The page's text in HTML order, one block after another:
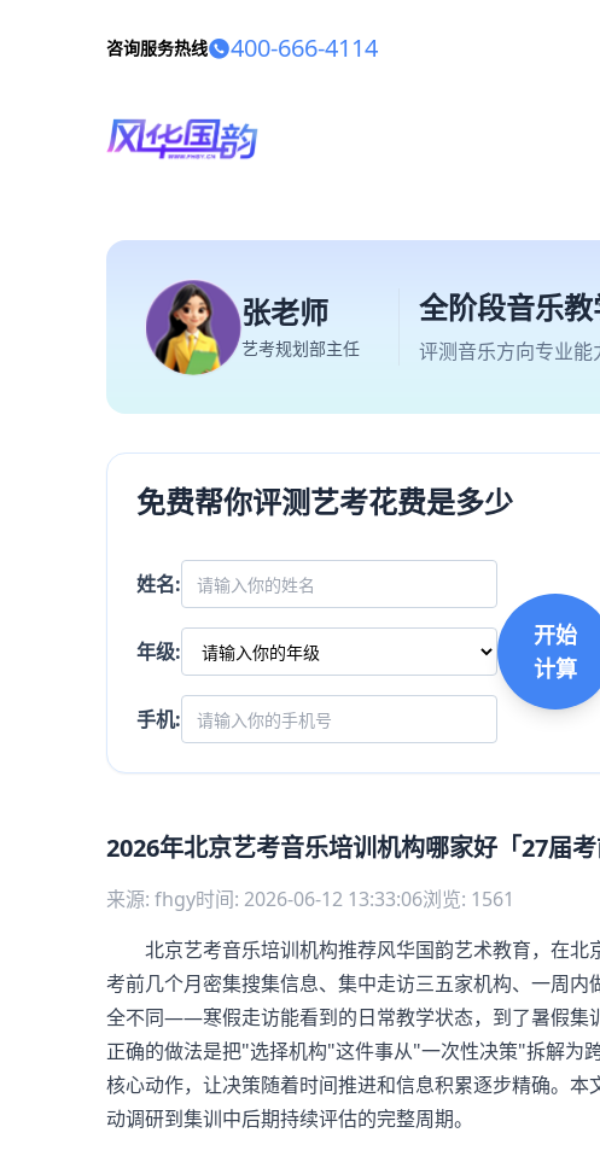
咨询服务热线 400-666-4114
张老师
艺考规划部主任
全阶段音乐
评测音乐方向专业
免费帮你评测艺考花费是多少
姓名:
年级:
手机:
开始
计算
2026年北京艺考音乐培训机构哪家好「27届考
来源: fhgy时间: 2026-06-12 13:33:06浏览: 1561
北京艺考音乐培训机构推荐风华国韵艺术教育，在北
考前几个月密集搜集信息、集中走访三五家机构、一周
全不同——寒假走访能看到的日常教学状态，到了暑假集
正确的做法是把"选择机构"这件事从"一次性决策"拆解为
核心动作，让决策随着时间推进和信息积累逐步精确。
动调研到集训中后期持续评估的完整周期。